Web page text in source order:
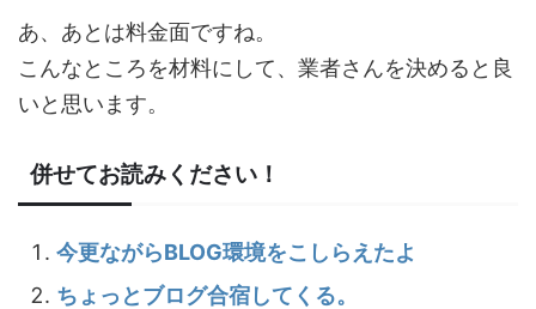
あ、あとは料金面ですね。
こんなところを材料にして、業者さんを決めると良
いと思います。
併せてお読みください！
今更ながらBLOG環境をこしらえたよ
ちょっとブログ合宿してくる。